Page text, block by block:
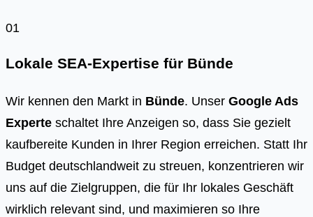
01
Lokale SEA-Expertise für Bünde
Wir kennen den Markt in Bünde. Unser Google Ads
Experte schaltet Ihre Anzeigen so, dass Sie gezielt
kaufbereite Kunden in Ihrer Region erreichen. Statt Ihr
Budget deutschlandweit zu streuen, konzentrieren wir
uns auf die Zielgruppen, die für Ihr lokales Geschäft
wirklich relevant sind, und maximieren so Ihre